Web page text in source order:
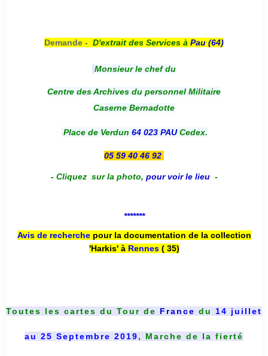
Demande - D'extrait des Services à Pau (64)
Monsieur le chef du
Centre des Archives du personnel Militaire
Caserne Bernadotte
Place de Verdun 64 023 PAUCedex.
05 59 40 46 92
- Cliquez sur la photo, pour voir le lieu -
*******
Avis de recherche pour la documentation de la collection
'Harkis' à Rennes( 35)
Toutes les cartes du Tour de France du 14 juillet
au 25 Septembre 2019, Marche de la fierté